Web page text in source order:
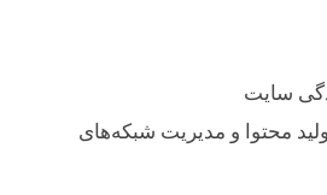
سایت
محتوا و مدیریت شبکه‌های